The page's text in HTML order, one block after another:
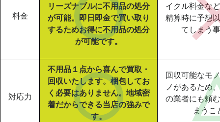
料金
リーズナブルに不用品の処分
が可能。即日即金で買い取り
するためお得に不用品の処分
が可能です。
イクル料金な
精算時に予想
てしまう
対応力
不用品１点から喜んで買取・
回収いたします。梱包してお
く必要はありません。地域密
着だからできる当店の強みで
す。
回収可能なモ
ノがあるため
の業者にも頼
まうこ